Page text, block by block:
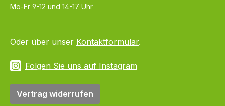
Mo-Fr 9-12 und 14-17 Uhr
Oder über unser Kontaktformular.
Folgen Sie uns auf Instagram
Vertrag widerrufen